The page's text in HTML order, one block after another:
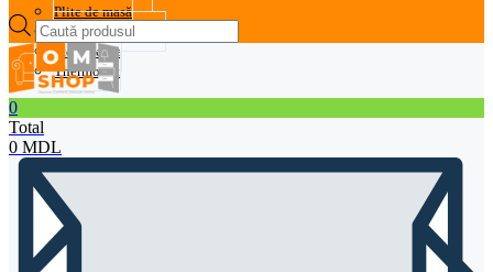
Plite de masă
Prăjitoare de pâine
Storcătoare
Thermopot
Products
search
0
Total
0 MDL